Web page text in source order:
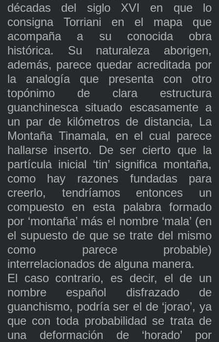
décadas del siglo XVI en que lo
consigna Torriani en el mapa que
acompaña a su conocida obra
histórica. Su naturaleza aborigen,
además, parece quedar acreditada por
la analogía que presenta con otro
topónimo de clara estructura
guanchinesca situado escasamente a
un par de kilómetros de distancia, La
Montaña Tinamala, en el cual parece
hallarse inserto. De ser cierto que la
partícula inicial ‘tin’ significa montaña,
como hay razones fundadas para
creerlo, tendríamos entonces un
compuesto en esta palabra formado
por ‘montaña’ más el nombre ‘mala’ (en
el supuesto de que se trate del mismo
como parece probable)
interrelacionados de alguna manera.
El caso contrario, es decir, el de un
nombre español disfrazado de
guanchismo, podría ser el de ‘jorao’, ya
que con toda probabilidad se trata de
una deformación de ‘horado’ por